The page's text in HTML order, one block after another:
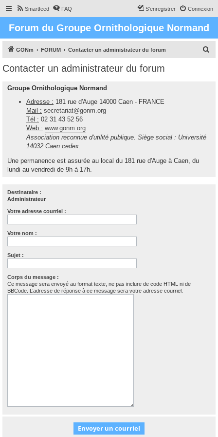
Smartfeed FAQ Connexion
S’enregistrer
Forum du Groupe Ornithologique Normand
GONm FORUM Contacter un administrateur du forum
Contacter un administrateur du forum
Groupe Ornithologique Normand
Adresse : 181 rue d'Auge 14000 Caen - FRANCE
Mail : secretariat@gonm.org
Tél : 02 31 43 52 56
Web : www.gonm.org
Association reconnue d'utilité publique. Siège social : Université
14032 Caen cedex.
Une permanence est assurée au local du 181 rue d'Auge à Caen, du
lundi au vendredi de 9h à 17h.
Destinataire :
Administrateur
Votre adresse courriel :
Votre nom :
Sujet :
Corps du message :
Ce message sera envoyé au format texte, ne pas inclure de code HTML ni de
BBCode. L’adresse de réponse à ce message sera votre adresse courriel.